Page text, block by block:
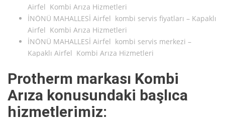
Airfel Kombi Arıza Hizmetleri
İNÖNÜ MAHALLESİ Airfel kombi servis fiyatları – Kapaklı
Airfel Kombi Arıza Hizmetleri
İNÖNÜ MAHALLESİ Airfel kombi servis merkezi –
Kapaklı Airfel Kombi Arıza Hizmetleri
Protherm markası Kombi
Arıza konusundaki başlıca
hizmetlerimiz: